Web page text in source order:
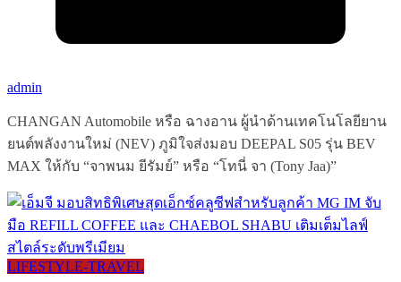
admin
CHANGAN Automobile หรือ ฉางอาน ผู้นำด้านเทคโนโลยียาน
ยนต์พลังงานใหม่ (NEV) ภูมิใจส่งมอบ DEEPAL S05 รุ่น BEV
MAX ให้กับ “จาพนม ยีรัมย์” หรือ “โทนี่ จา (Tony Jaa)”
LIFESTYLE​-TRAVEL​